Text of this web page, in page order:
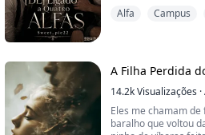
reivindicar
Não um, não dois,
lo como seu
“Você está ligado a
Alfa Campus
A Filha Perdida
14.2kVisualizações ·
Eles me chamam
baralho que voltou